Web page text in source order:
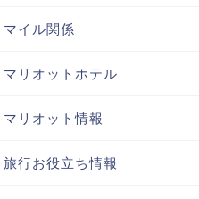
マイル関係
マリオットホテル
マリオット情報
旅行お役立ち情報